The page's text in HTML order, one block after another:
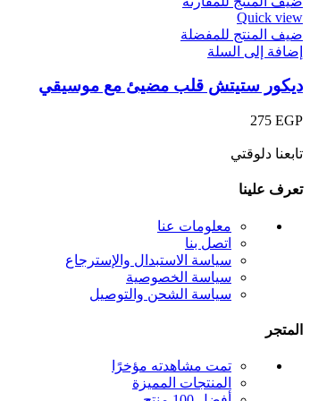
Quick view
ضيف المنتج للمفضلة
إضافة إلى السلة
ديكور ستيتش قلب مضيئ مع موسيقي
275 EGP
تابعنا دلوقتي
تعرف علينا
معلومات عنا
اتصل بنا
سياسة الاستبدال والإسترجاع
سياسة الخصوصية
سياسة الشحن والتوصيل
المتجر
تمت مشاهدته مؤخرًا
المنتجات المميزة